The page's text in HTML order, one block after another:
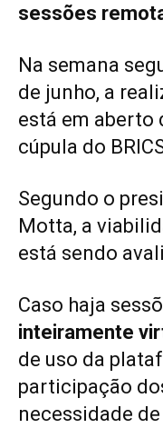
sessões
Na semana
de junho, a
está em aberto
cúpula do
Segundo o
Motta, a
está sendo
Caso haja
inteiramente
de uso da
participação
necessidade